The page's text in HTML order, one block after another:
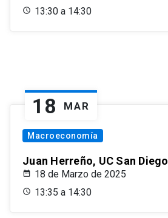
13:30 a 14:30
18 MAR
Macroeconomía
Juan Herreño, UC San Diego
18 de Marzo de 2025
13:35 a 14:30